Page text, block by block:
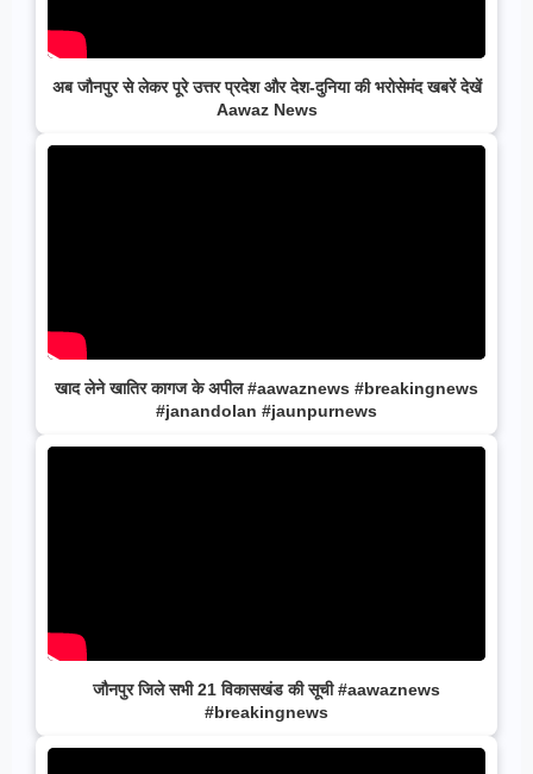
अब जौनपुर से लेकर पूरे उत्तर प्रदेश और देश-दुनिया की भरोसेमंद खबरें देखें
Aawaz News
खाद लेने खातिर कागज के अपील #aawaznews #breakingnews
#janandolan #jaunpurnews
जौनपुर जिले सभी 21 विकासखंड की सूची #aawaznews
#breakingnews